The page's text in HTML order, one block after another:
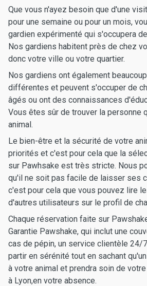
Que vous n'ayez besoin que d'une
pour une semaine ou pour un mois,
gardien expérimenté qui s'occupera
Nos gardiens habitent près de chez
donc votre ville ou votre quartier.
Nos gardiens ont également
différentes et peuvent s'occuper de
âgés ou ont des connaissances
Vous êtes sûr de trouver la personne
animal.
Le bien-être et la sécurité de votre
priorités et c'est pour cela que la
sur Pawhsake est très stricte. Nous
qu'il ne soit pas facile de laisser ses
c'est pour cela que vous pouvez lire
d'autres utilisateurs sur le profil de
Chaque réservation faite sur
Garantie Pawshake, qui inclut une
cas de pépin, un service clientèle 24/
partir en sérénité tout en sachant
à votre animal et prendra soin de
à Lyon,en votre absence.